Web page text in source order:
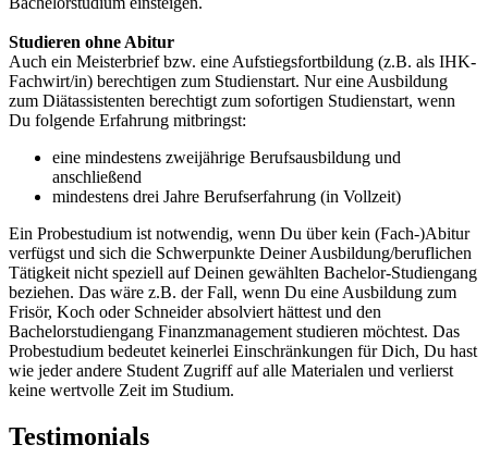
Studieren ohne Abitur
Auch ein Meisterbrief bzw. eine Aufstiegsfortbildung (z.B. als IHK-
Fachwirt/in) berechtigen zum Studienstart. Nur eine Ausbildung
zum Diätassistenten berechtigt zum sofortigen Studienstart, wenn
Du folgende Erfahrung mitbringst:
eine mindestens zweijährige Berufsausbildung und
anschließend
mindestens drei Jahre Berufserfahrung (in Vollzeit)
Ein Probestudium ist notwendig, wenn Du über kein (Fach-)Abitur
verfügst und sich die Schwerpunkte Deiner Ausbildung/beruflichen
Tätigkeit nicht speziell auf Deinen gewählten Bachelor-Studiengang
beziehen. Das wäre z.B. der Fall, wenn Du eine Ausbildung zum
Frisör, Koch oder Schneider absolviert hättest und den
Bachelorstudiengang Finanzmanagement studieren möchtest. Das
Probestudium bedeutet keinerlei Einschränkungen für Dich, Du hast
wie jeder andere Student Zugriff auf alle Materialen und verlierst
keine wertvolle Zeit im Studium.
Testimonials